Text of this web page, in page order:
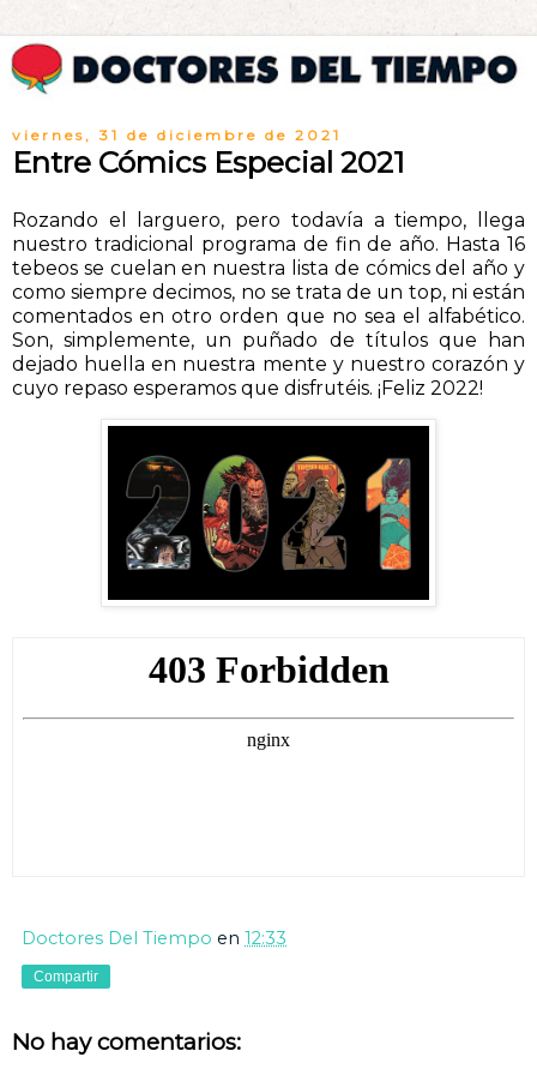
viernes, 31 de diciembre de 2021
Entre Cómics Especial 2021
Rozando el larguero, pero todavía a tiempo, llega
nuestro tradicional programa de fin de año. Hasta 16
tebeos se cuelan en nuestra lista de cómics del año y
como siempre decimos, no se trata de un top, ni están
comentados en otro orden que no sea el alfabético.
Son, simplemente, un puñado de títulos que han
dejado huella en nuestra mente y nuestro corazón y
cuyo repaso esperamos que disfrutéis. ¡Feliz 2022!
Doctores Del Tiempo en 12:33
Compartir
No hay comentarios: